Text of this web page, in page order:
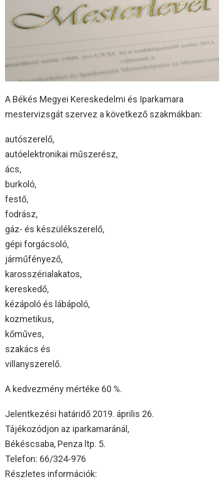
A Békés Megyei Kereskedelmi és Iparkamara
mestervizsgát szervez a következő szakmákban:
autószerelő,
autóelektronikai műszerész,
ács,
burkoló,
festő,
fodrász,
gáz- és készülékszerelő,
gépi forgácsoló,
járműfényező,
karosszérialakatos,
kereskedő,
kézápoló és lábápoló,
kozmetikus,
kőműves,
szakács és
villanyszerelő.
A kedvezmény mértéke 60 %.
Jelentkezési határidő 2019. április 26.
Tájékozódjon az iparkamaránál,
Békéscsaba, Penza ltp. 5.
Telefon: 66/324-976
Részletes információk: